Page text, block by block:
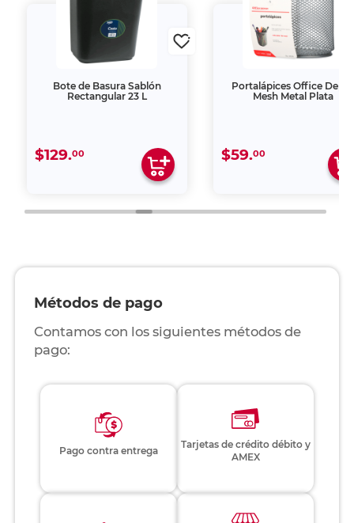
Bote de Basura Sablón
Rectangular 23 L
$129.00
Portalápices Office
Mesh Metal Plata
$59.00
Métodos de pago
Contamos con los siguientes métodos de
pago:
Pago contra entrega
Tarjetas de crédito débito y
AMEX